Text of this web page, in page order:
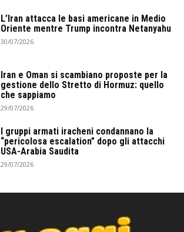
L’Iran attacca le basi americane in Medio
Oriente mentre Trump incontra Netanyahu
30/07/2026
Iran e Oman si scambiano proposte per la
gestione dello Stretto di Hormuz: quello
che sappiamo
29/07/2026
I gruppi armati iracheni condannano la
“pericolosa escalation” dopo gli attacchi
USA-Arabia Saudita
29/07/2026